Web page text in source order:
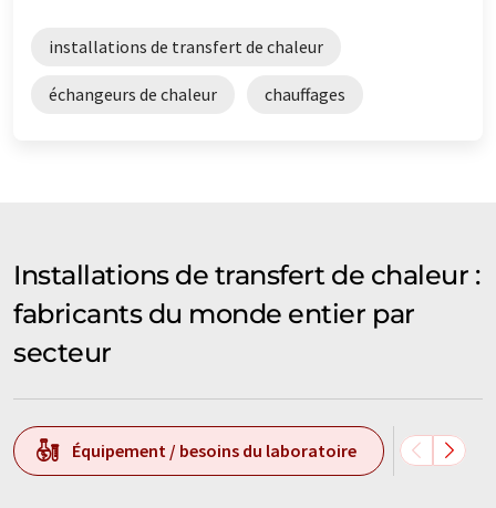
installations de transfert de chaleur
échangeurs de chaleur chauffages
Installations de transfert de chaleur :
fabricants du monde entier par
secteur
Équipement / besoins du laboratoire